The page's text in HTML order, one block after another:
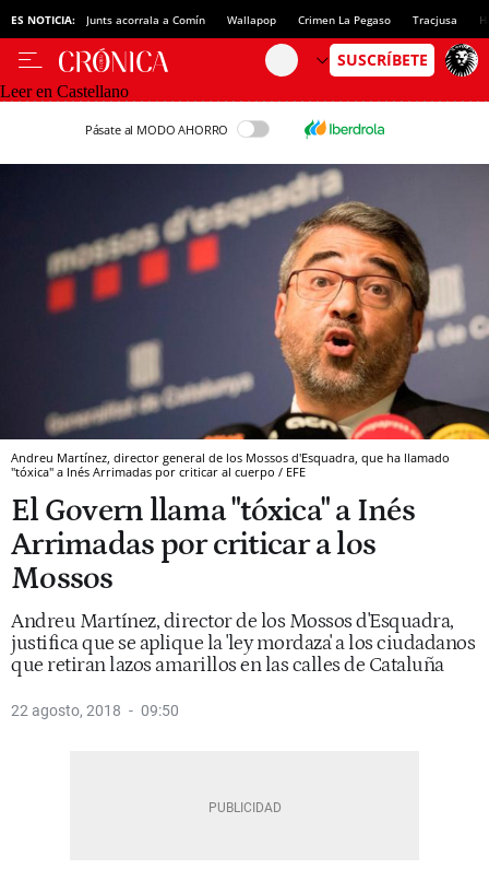
ES NOTICIA: Junts acorrala a Comín Wallapop Crimen La Pegaso Tracjusa
Leer en Castellano
Pásate al MODO AHORRO
Andreu Martínez, director general de los Mossos d'Esquadra, que ha llamado
"tóxica" a Inés Arrimadas por criticar al cuerpo / EFE
El Govern llama "tóxica" a Inés
Arrimadas por criticar a los
Mossos
Andreu Martínez, director de los Mossos d'Esquadra,
justifica que se aplique la 'ley mordaza' a los ciudadanos
que retiran lazos amarillos en las calles de Cataluña
22 agosto, 2018 09:50